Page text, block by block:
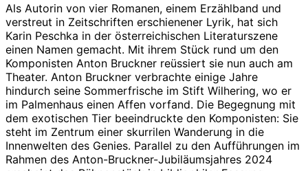
Als Autorin von vier Romanen, einem Erzählband und
verstreut in Zeitschriften erschienener Lyrik, hat sich
Karin Peschka in der österreichischen Literaturszene
einen Namen gemacht. Mit ihrem Stück rund um den
Komponisten Anton Bruckner reüssiert sie nun auch am
Theater. Anton Bruckner verbrachte einige Jahre
hindurch seine Sommerfrische im Stift Wilhering, wo er
im Palmenhaus einen Affen vorfand. Die Begegnung mit
dem exotischen Tier beeindruckte den Komponisten: Sie
steht im Zentrum einer skurrilen Wanderung in die
Innenwelten des Genies. Parallel zu den Aufführungen im
Rahmen des Anton-Bruckner-Jubiläumsjahres 2024